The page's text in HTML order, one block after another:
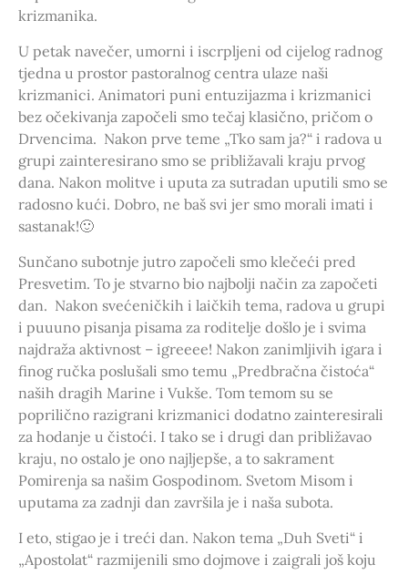
krizmanika.
U petak navečer, umorni i iscrpljeni od cijelog radnog
tjedna u prostor pastoralnog centra ulaze naši
krizmanici. Animatori puni entuzijazma i krizmanici
bez očekivanja započeli smo tečaj klasično, pričom o
Drvencima. Nakon prve teme „Tko sam ja?“ i radova u
grupi zainteresirano smo se približavali kraju prvog
dana. Nakon molitve i uputa za sutradan uputili smo se
radosno kući. Dobro, ne baš svi jer smo morali imati i
sastanak!🙂
Sunčano subotnje jutro započeli smo klečeći pred
Presvetim. To je stvarno bio najbolji način za započeti
dan. Nakon svećeničkih i laičkih tema, radova u grupi
i puuuno pisanja pisama za roditelje došlo je i svima
najdraža aktivnost – igreeee! Nakon zanimljivih igara i
finog ručka poslušali smo temu „Predbračna čistoća“
naših dragih Marine i Vukše. Tom temom su se
poprilično razigrani krizmanici dodatno zainteresirali
za hodanje u čistoći. I tako se i drugi dan približavao
kraju, no ostalo je ono najljepše, a to sakrament
Pomirenja sa našim Gospodinom. Svetom Misom i
uputama za zadnji dan završila je i naša subota.
I eto, stigao je i treći dan. Nakon tema „Duh Sveti“ i
„Apostolat“ razmijenili smo dojmove i zaigrali još koju